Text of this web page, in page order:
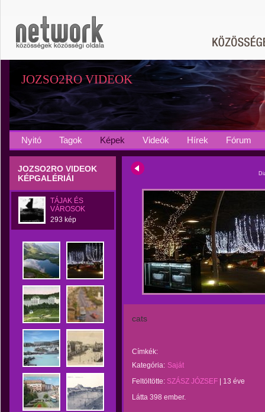
JOZSO2RO VIDEOK
Nyitó Tagok Képek Videók Hírek Fórum
JOZSO2RO VIDEOK
KÉPGALÉRIÁI
TÁJAK ÉS
VÁROSOK
293 kép
cats
Címkék:
Kategória: Saját
Feltöltötte: SZÁSZ JÓZSEF
13 éve
Látta 398 ember.